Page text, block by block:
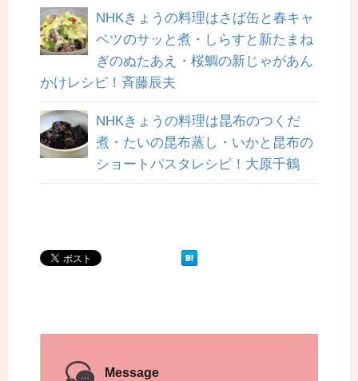
NHKきょうの料理はさば缶と春キャ
ベツのサッと煮・しらすと新たまね
ぎのぬたあえ・桜鯛の新じゃがあん
かけレシピ！斉藤辰夫
NHKきょうの料理は昆布のつくだ
煮・たいの昆布蒸し・いかと昆布の
ショートパスタレシピ！大原千鶴
Message